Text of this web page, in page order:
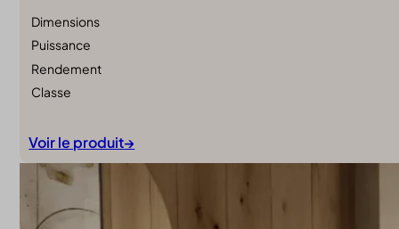
Dimensions
Puissance
Rendement
Classe
Voir le produit